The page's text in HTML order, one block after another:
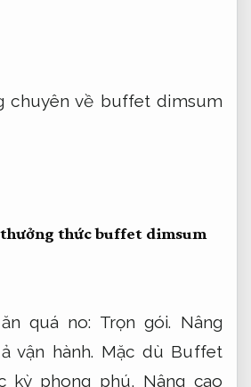
thức buffet dimsum
quá no: Trọn gói. Nâng
vận hành. Mặc dù Buffet
kỳ phong phú, Nâng cao